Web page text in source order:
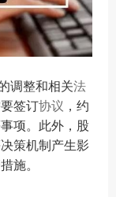
调整和相关法
签订协议 ，约
项。此外，股
决策机制产生影
施。